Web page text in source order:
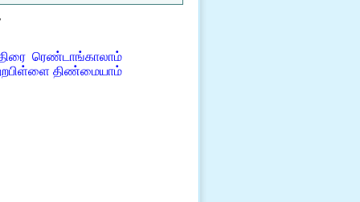
ரெண்டாங்காலாம்
திண்மையாம்